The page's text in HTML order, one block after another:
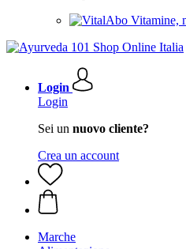
Vitamine,
Login
Login
Sei un nuovo cliente?
Crea un account
Marche